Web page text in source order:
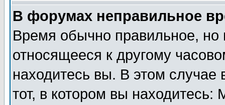
В форумах неправильное
Время обычно правильное,
относящееся к другому
находитесь вы. В этом
тот, в котором вы